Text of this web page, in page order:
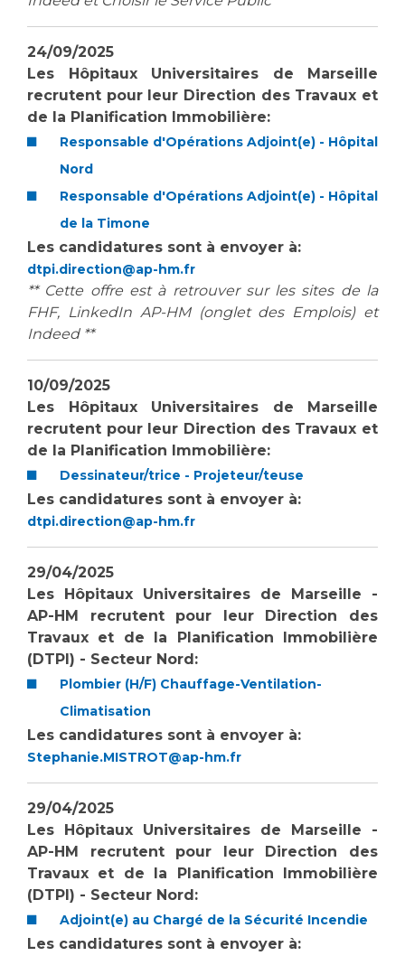
24/09/2025
Les Hôpitaux Universitaires de Marseille
recrutent pour leur Direction des Travaux et
de la Planification Immobilière:
Responsable d'Opérations Adjoint(e) - Hôpital
Nord
Responsable d'Opérations Adjoint(e) - Hôpital
de la Timone
Les candidatures sont à envoyer à:
dtpi.direction@ap-hm.fr
** Cette offre est à retrouver sur les sites de la
FHF, LinkedIn AP-HM (onglet des Emplois) et
Indeed **
10/09/2025
Les Hôpitaux Universitaires de Marseille
recrutent pour leur Direction des Travaux et
de la Planification Immobilière:
Dessinateur/trice - Projeteur/teuse
Les candidatures sont à envoyer à:
dtpi.direction@ap-hm.fr
29/04/2025
Les Hôpitaux Universitaires de Marseille -
AP-HM recrutent pour leur Direction des
Travaux et de la Planification Immobilière
(DTPI) - Secteur Nord:
Plombier (H/F) Chauffage-Ventilation-
Climatisation
Les candidatures sont à envoyer à:
Stephanie.MISTROT@ap-hm.fr
29/04/2025
Les Hôpitaux Universitaires de Marseille -
AP-HM recrutent pour leur Direction des
Travaux et de la Planification Immobilière
(DTPI) - Secteur Nord:
Adjoint(e) au Chargé de la Sécurité Incendie
Les candidatures sont à envoyer à: